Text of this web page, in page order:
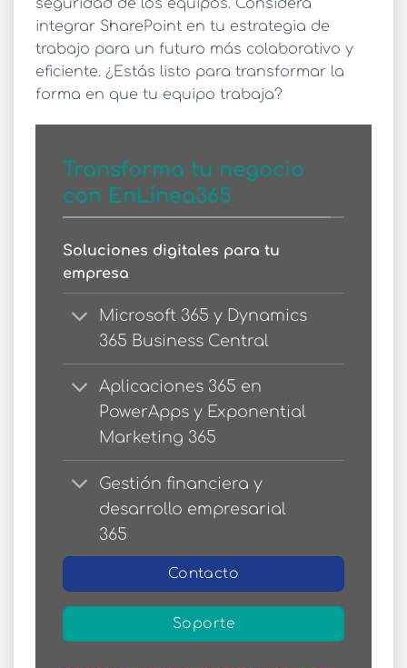
integrar SharePoint en tu estrategia de
trabajo para un futuro más colaborativo y
eficiente. ¿Estás listo para transformar la
forma en que tu equipo trabaja?
Transforma tu negocio
con EnLínea365
Soluciones digitales para tu
empresa
Microsoft 365 y Dynamics
365 Business Central
Aplicaciones 365 en
PowerApps y Exponential
Marketing 365
Gestión financiera y
desarrollo empresarial
365
Contacto
Soporte